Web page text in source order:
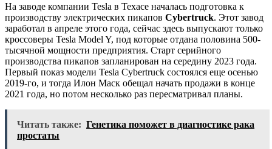
На заводе компании Tesla в Техасе началась подготовка к
производству электрических пикапов Cybertruck. Этот завод
заработал в апреле этого года, сейчас здесь выпускают только
кроссоверы Tesla Model Y, под которые отдана половина 500-
тысячной мощности предприятия. Старт серийного
производства пикапов запланирован на середину 2023 года.
Первый показ модели Tesla Cybertruck состоялся еще осенью
2019-го, и тогда Илон Маск обещал начать продажи в конце
2021 года, но потом несколько раз пересматривал планы.
Читать также: Генетика поможет в диагностике рака
простаты